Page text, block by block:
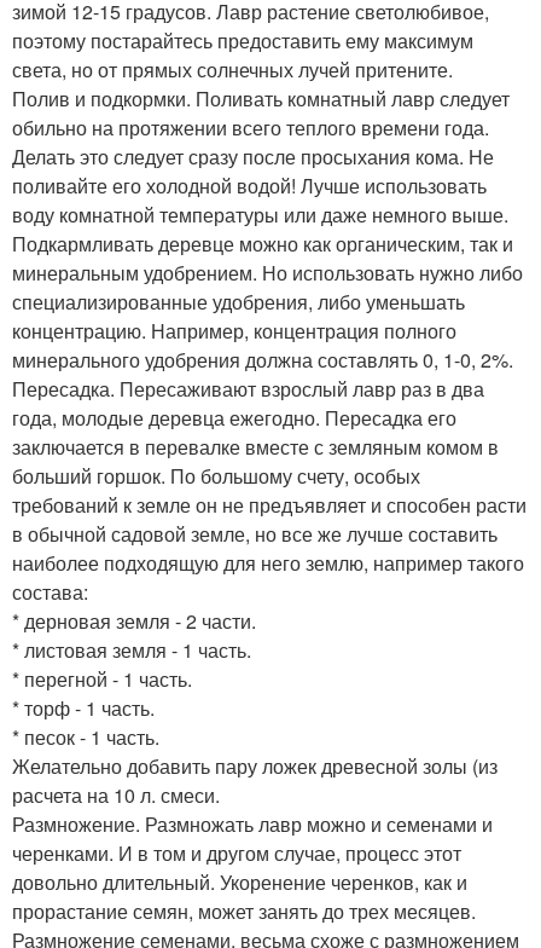
зимой 12-15 градусов. Лавр растение светолюбивое,
поэтому постарайтесь предоставить ему максимум
света, но от прямых солнечных лучей притените.
Полив и подкормки. Поливать комнатный лавр следует
обильно на протяжении всего теплого времени года.
Делать это следует сразу после просыхания кома. Не
поливайте его холодной водой! Лучше использовать
воду комнатной температуры или даже немного выше.
Подкармливать деревце можно как органическим, так и
минеральным удобрением. Но использовать нужно либо
специализированные удобрения, либо уменьшать
концентрацию. Например, концентрация полного
минерального удобрения должна составлять 0, 1-0, 2%.
Пересадка. Пересаживают взрослый лавр раз в два
года, молодые деревца ежегодно. Пересадка его
заключается в перевалке вместе с земляным комом в
больший горшок. По большому счету, особых
требований к земле он не предъявляет и способен расти
в обычной садовой земле, но все же лучше составить
наиболее подходящую для него землю, например такого
состава:
* дерновая земля - 2 части.
* листовая земля - 1 часть.
* перегной - 1 часть.
* торф - 1 часть.
* песок - 1 часть.
Желательно добавить пару ложек древесной золы (из
расчета на 10 л. смеси.
Размножение. Размножать лавр можно и семенами и
черенками. И в том и другом случае, процесс этот
довольно длительный. Укоренение черенков, как и
прорастание семян, может занять до трех месяцев.
Размножение семенами, весьма схоже с размножением